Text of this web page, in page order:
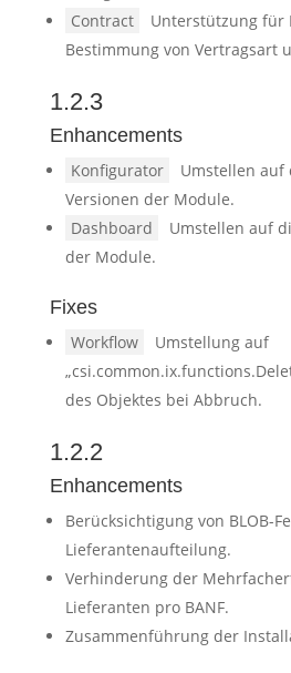
Contract
Unterstützung für
Bestimmung von Vertragsart
1.2.3
Enhancements
Konfigurator
Umstellen auf
Versionen der Module.
Dashboard
Umstellen auf
der Module.
Fixes
Workflow
Umstellung auf
des Objektes bei Abbruch.
1.2.2
Enhancements
Berücksichtigung von BLOB-
Lieferantenaufteilung.
Verhinderung der
Lieferanten pro BANF.
Zusammenführung der